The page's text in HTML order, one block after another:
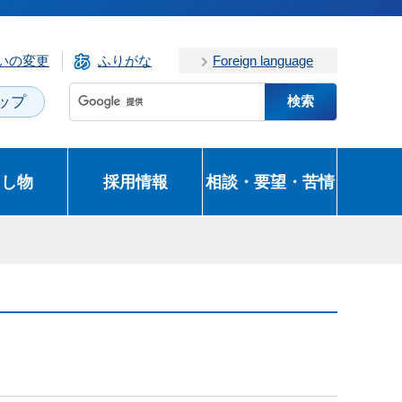
の変更 ふりがな Foreign language
プ
物 採用情報 相談・要望・苦情